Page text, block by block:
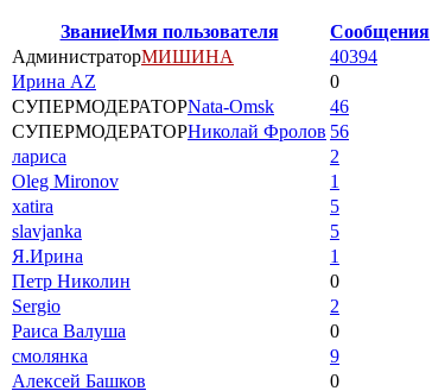
ЗваниеИмя пользователя Сообщения
АдминистраторМИШИНА 40394
Ирина AZ
0
СУПЕРМОДЕРАТОРNata-Omsk 46
СУПЕРМОДЕРАТОРНиколай Фролов 56
лариса
2
Oleg Mironov
1
xatira
5
slavjanka
5
Я.Ирина
1
Петр Николин
0
Sergio
2
Раиса Валуша
0
смолянка
9
Алексей Башков
0